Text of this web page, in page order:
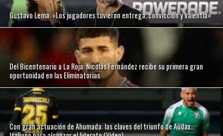
Gustavo Lema: «Los jugadores tuvieron entrega, convicción y valentía»
Del Bicentenario a La Roja: Nicolás Fernández recibe su primera gran
oportunidad en las Eliminatorias
Con gran actuación de Ahumada: las claves del triunfo de Audax